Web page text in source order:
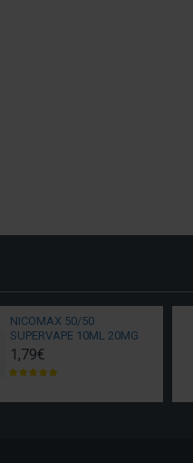
NICOMAX 50/50
SUPERVAPE 10ML 20MG
1,79€